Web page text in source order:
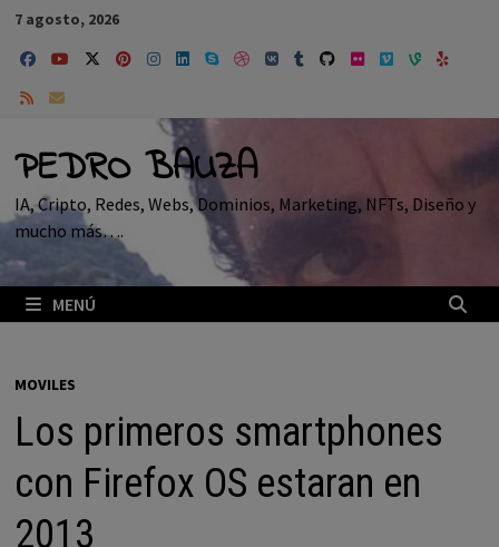
Saltar
contenido
7 agosto, 2026
PEDRO BAUZA
IA, Cripto, Redes, Webs, Dominios, Marketing, NFTs, Diseño y
mucho más….
MENÚ
MOVILES
Los primeros smartphones
con Firefox OS estaran en
2013